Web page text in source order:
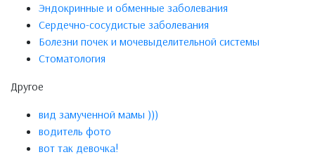
Эндокринные и обменные заболевания
Сердечно-сосудистые заболевания
Болезни почек и мочевыделительной системы
Стоматология
Другое
вид замученной мамы )))
водитель фото
вот так девочка!